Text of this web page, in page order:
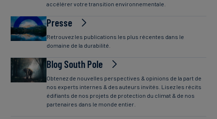
accélérer votre transition environnementale.
Presse
Retrouvez les publications les plus récentes dans le
domaine de la durabilité.
Blog South Pole
Obtenez de nouvelles perspectives & opinions de la part de
nos experts internes & des auteurs invités. Lisez les récits
édifiants de nos projets de protection du climat & de nos
partenaires dans le monde entier.